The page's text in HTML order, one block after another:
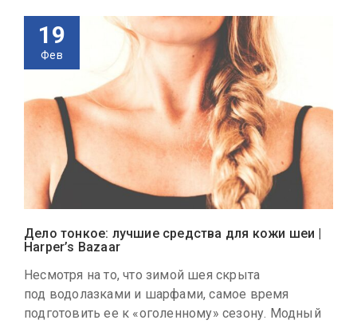
19
Фев
Дело тонкое: лучшие средства для кожи шеи |
Harper’s Bazaar
Несмотря на то, что зимой шея скрыта
под водолазками и шарфами, самое время
подготовить ее к «оголенному» сезону. Модный